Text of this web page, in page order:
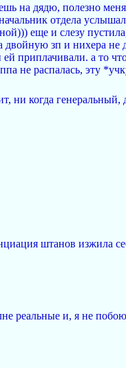
на дядю, полезно
отдела
еще и слезу
двойную зп и нихера
приплачивали. а то
не распалась, эту
ни когда генеральный,
штанов изжила
реальные и, я не